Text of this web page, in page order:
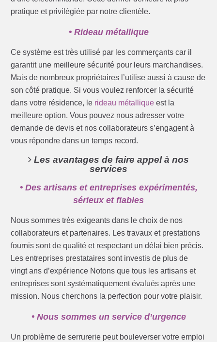
pratique et privilégiée par notre clientèle.
• Rideau métallique
Ce système est très utilisé par les commerçants car il
garantit une meilleure sécurité pour leurs marchandises.
Mais de nombreux propriétaires l’utilise aussi à cause de
son côté pratique. Si vous voulez renforcer la sécurité
dans votre résidence, le rideau métallique est la
meilleure option. Vous pouvez nous adresser votre
demande de devis et nos collaborateurs s’engagent à
vous répondre dans un temps record.
Les avantages de faire appel à nos
services
• Des artisans et entreprises expérimentés,
sérieux et fiables
Nous sommes très exigeants dans le choix de nos
collaborateurs et partenaires. Les travaux et prestations
fournis sont de qualité et respectant un délai bien précis.
Les entreprises prestataires sont investis de plus de
vingt ans d’expérience Notons que tous les artisans et
entreprises sont systématiquement évalués après une
mission. Nous cherchons la perfection pour votre plaisir.
• Nous sommes un service d’urgence
Un problème de serrurerie peut bouleverser votre emploi